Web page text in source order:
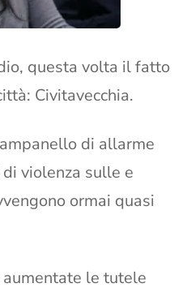
questa volta il fatto
Civitavecchia.
di allarme
violenza sulle e
ormai quasi
le tutele